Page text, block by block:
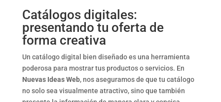
Catálogos digitales:
presentando tu oferta de
forma creativa
Un catálogo digital bien diseñado es una herramienta
poderosa para mostrar tus productos o servicios. En
Nuevas Ideas Web, nos aseguramos de que tu catálogo
no solo sea visualmente atractivo, sino que también